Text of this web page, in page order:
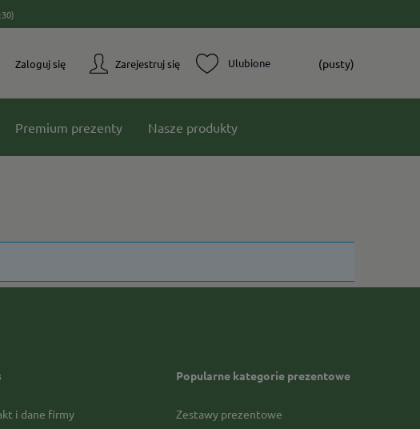
Zarejestruj się
Zaloguj się (pusty)
Premium prezenty Nasze produkty
i dane firmy
Popularne kategorie prezentowe
Zestawy prezentowe